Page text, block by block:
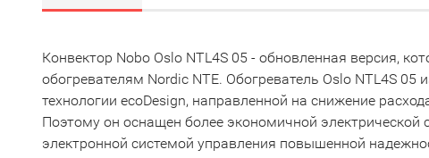
Конвектор Nobo Oslo NTL4S 05 - обновленная версия,
обогревателям Nordic NTE. Обогреватель Oslo NTL4S 05
технологии ecoDesign, направленной на снижение
Поэтому он оснащен более экономичной электрической
электронной системой управления повышенной